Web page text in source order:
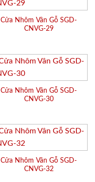
Cửa Nhôm Vân Gỗ SGD-
CNVG-29
Cửa Nhôm Vân Gỗ SGD-
CNVG-30
Cửa Nhôm Vân Gỗ SGD-
CNVG-32